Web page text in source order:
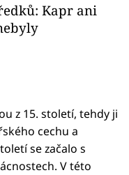
Kapr ani
z 15. století, tehdy ji
cechu a
se začalo s
V této